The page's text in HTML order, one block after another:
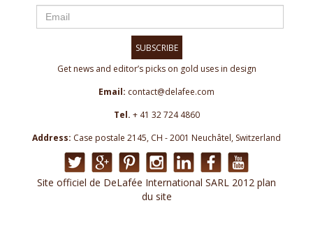
SUBSCRIBE
Get news and editor’s picks on gold uses in design
Email: contact@delafee.com
Tel. + 41 32 724 4860
Address: Case postale 2145, CH - 2001 Neuchâtel, Switzerland
Site officiel de DeLafée International SARL 2012 plan
du site